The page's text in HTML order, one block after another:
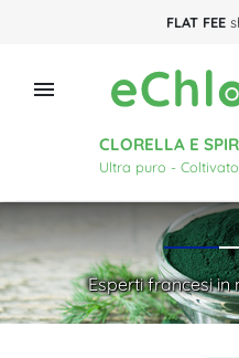
FLAT FEE

CLORELLA E
Ultra puro -
Esperti francesi